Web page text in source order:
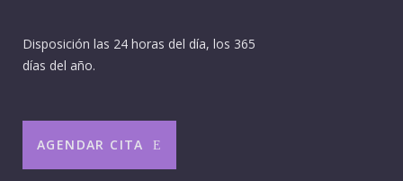
Disposición las 24 horas del día, los 365
días del año.
AGENDAR CITA